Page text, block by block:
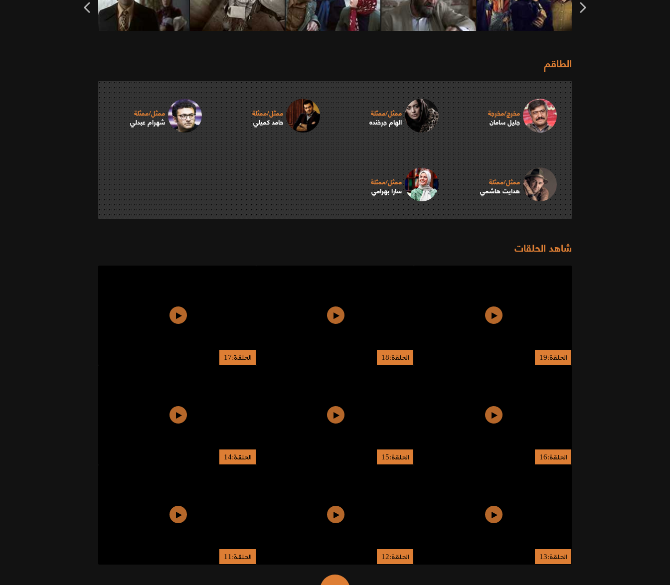
الطاقم
مخرج/مخرجة
جليل سامان
ممثل/ممثلة
الهام جرخنده
ممثل/ممثلة
حامد كميلي
ممثل/ممثلة
شهرام عبدلي
ممثل/ممثلة
هدايت هاشمي
ممثل/ممثلة
سارا بهرامي
شاهد الحلقات
الحلقة:19 الحلقة:18 الحلقة:17
الحلقة:16 الحلقة:15 الحلقة:14
الحلقة:13 الحلقة:12 الحلقة:11